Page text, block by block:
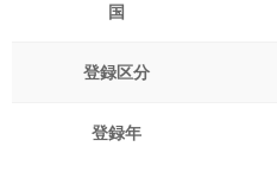
国
登録区分
登録年